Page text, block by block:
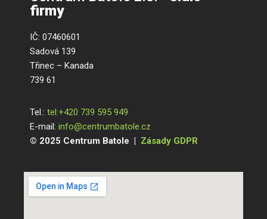
firmy
IČ: 07460601
Sadová 139
Třinec – Kanada
739 61
Tel.: tel:+420 739 595 949
E-mail: info@centrumbatole.cz
© 2025 Centrum Batole | Zásady GDPR